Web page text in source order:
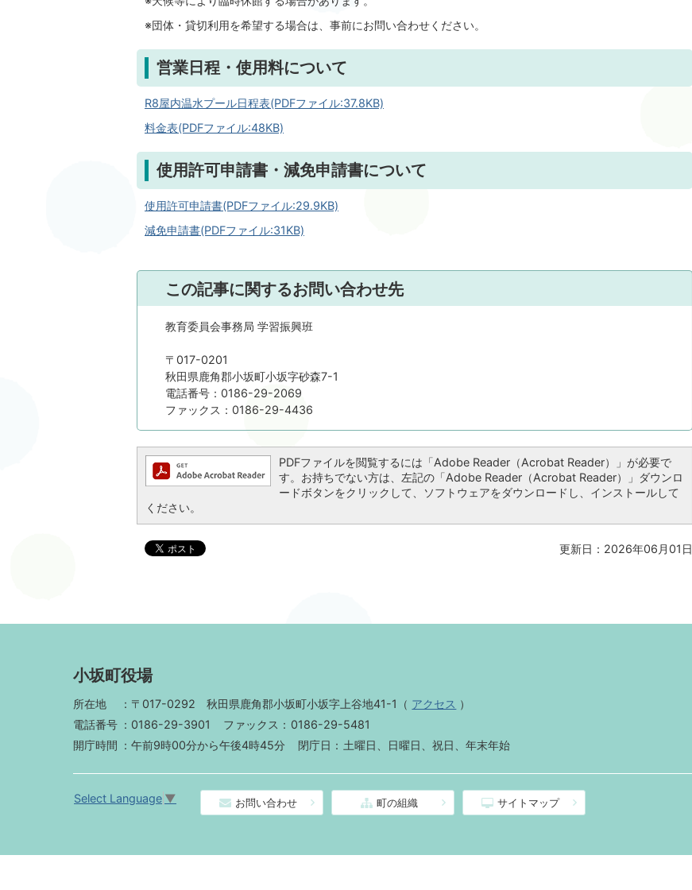
※団体・貸切利用を希望する場合は、事前にお問い合わせください。
営業日程・使用料について
R8屋内温水プール日程表(PDFファイル:37.8KB)
料金表(PDFファイル:48KB)
使用許可申請書・減免申請書について
使用許可申請書(PDFファイル:29.9KB)
減免申請書(PDFファイル:31KB)
この記事に関するお問い合わせ先
教育委員会事務局 学習振興班
〒017-0201
秋田県鹿角郡小坂町小坂字砂森7-1
電話番号：0186-29-2069
ファックス：0186-29-4436
PDFファイルを閲覧するには「Adobe Reader（Acrobat Reader）」が必要で
す。お持ちでない方は、左記の「Adobe Reader（Acrobat Reader）」ダウンロ
ードボタンをクリックして、ソフトウェアをダウンロードし、インストールして
ください。
更新日：2026年06月01日
小坂町役場
所在地 〒017-0292秋田県鹿角郡小坂町小坂字上谷地41-1 （ アクセス ）
電話番号
0186-29-3901 ファックス
0186-29-5481
開庁時間
午前9時00分から午後4時45分 閉庁日 土曜日、日曜日、祝日、年末年始
Select Language ▼ お問い合わせ 町の組織 サイトマップ